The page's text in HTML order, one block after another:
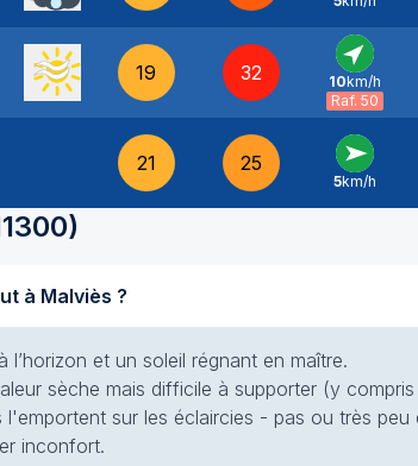
S -
19 32
SO -
10km/h
Raf. 50
21 25
O -
5km/h
)
il aujourd'hui samedi 8 aout à Malviès ?
et un soleil régnant en maître.
sèche mais difficile à supporter (y compris
sur les éclaircies - pas ou très peu
inconfort.